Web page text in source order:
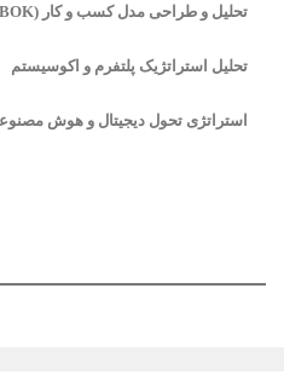
تحلیل و طراحی مدل کسب و کار (BABOK)
تحلیل استراتژیک پلتفرم و اکوسیستم
استراتژی تحول دیجیتال و هوش